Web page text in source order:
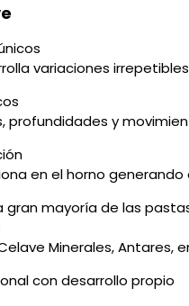
variaciones
profundidades y
en el horno
gran mayoría de las
Minerales, Antares,
con desarrollo propio